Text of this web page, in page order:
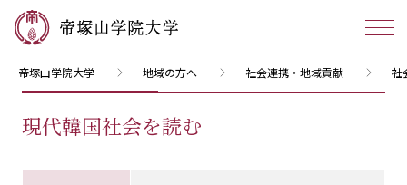
帝塚山学院大学 地域の方へ 社会連携・地域貢献 社
現代韓国社会を読む